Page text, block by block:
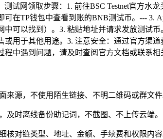
试网领取步骤：1. 前往BSC Testnet官方水龙
可在TP钱包中查看到账的BNB测试币。--- 3.
中可以找到）。3. 粘贴地址并请求发放测试
或用于其他用途。3. 注意安全：通过官方渠
程中遇到问题，请及时查阅官方文档或联系相
来源，不使用陌生链接、不明二维码或群文件
及时离线备份助记词，不截图、不上传云端。
核对链类型、地址、金额、手续费和权限内容